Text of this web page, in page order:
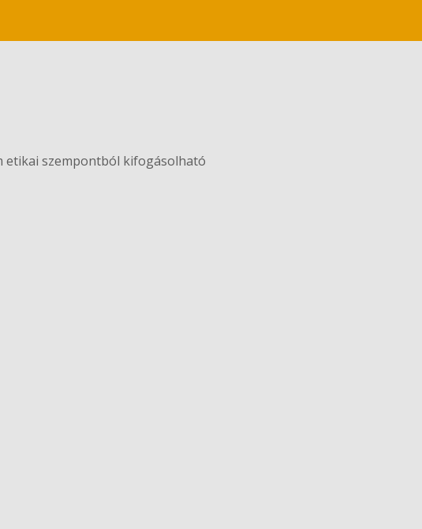
etikai szempontból kifogásolható